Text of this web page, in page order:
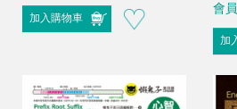
加入購物車
會
加